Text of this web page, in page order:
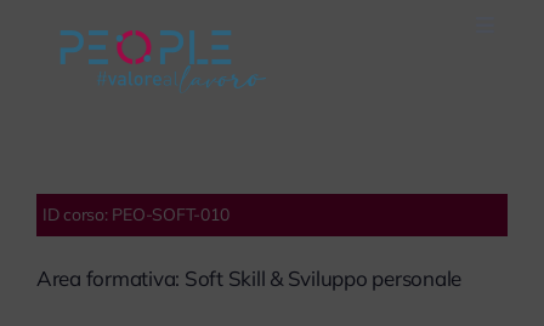
ID corso: PEO-SOFT-010
Area formativa: Soft Skill & Sviluppo personale